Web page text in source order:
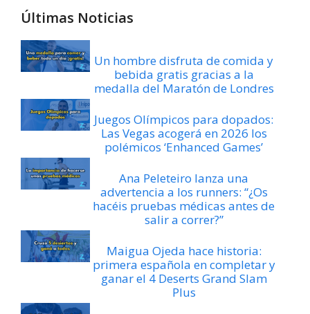
Últimas Noticias
Un hombre disfruta de comida y
bebida gratis gracias a la
medalla del Maratón de Londres
Juegos Olímpicos para dopados:
Las Vegas acogerá en 2026 los
polémicos ‘Enhanced Games’
Ana Peleteiro lanza una
advertencia a los runners: “¿Os
hacéis pruebas médicas antes de
salir a correr?”
Maigua Ojeda hace historia:
primera española en completar y
ganar el 4 Deserts Grand Slam
Plus